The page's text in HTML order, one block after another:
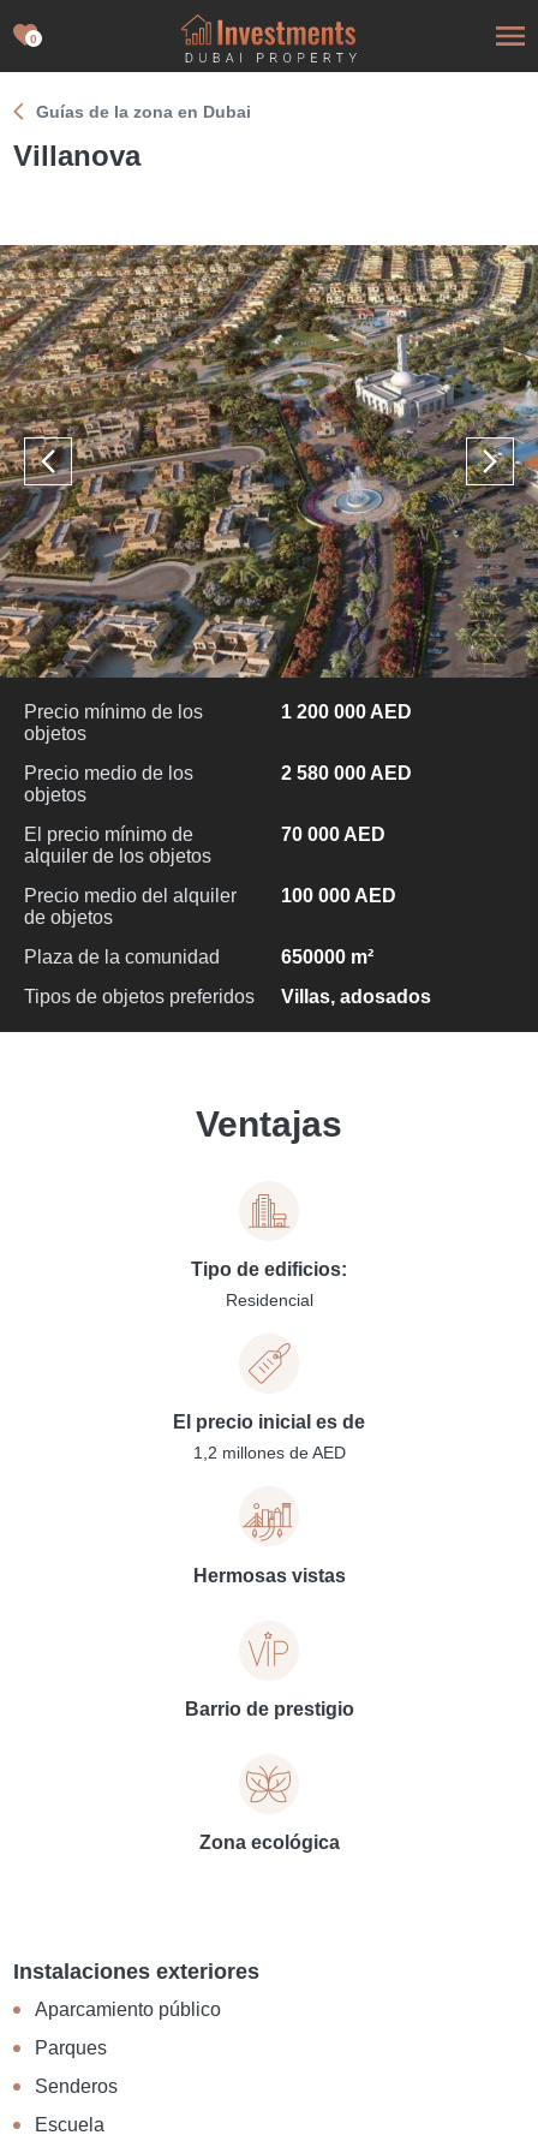
0
Guías de la zona en Dubai
Villanova
Precio mínimo de los
objetos
1 200 000 AED
Precio medio de los
objetos
2 580 000 AED
El precio mínimo de
alquiler de los objetos
70 000 AED
Precio medio del alquiler
de objetos
100 000 AED
Plaza de la comunidad
650000 m²
Tipos de objetos preferidos
Villas, adosados
Ventajas
Tipo de edificios:
Residencial
El precio inicial es de
1,2 millones de AED
Hermosas vistas
Barrio de prestigio
Zona ecológica
Instalaciones exteriores
Aparcamiento público
Parques
Senderos
Escuela